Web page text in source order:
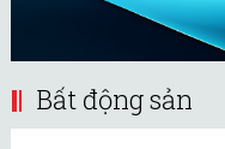
Bất động sản